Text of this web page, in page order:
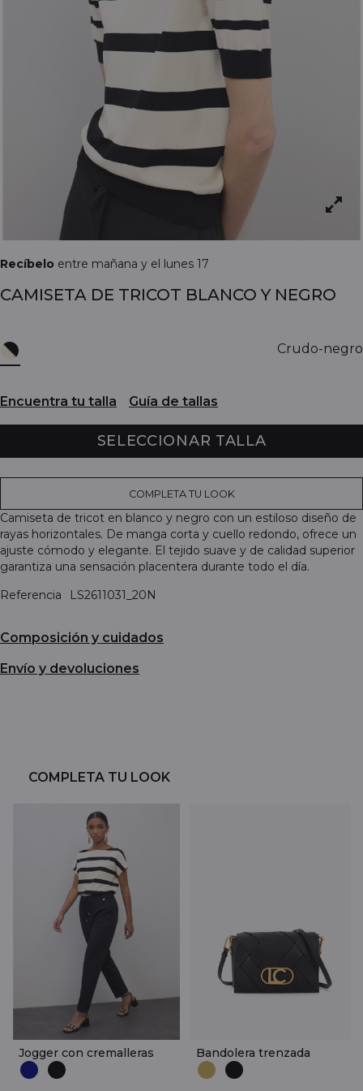
Recíbelo entre mañana y el lunes 17
CAMISETA DE TRICOT BLANCO Y NEGRO
Crudo-negro
Encuentra tu talla Guía de tallas
SELECCIONAR TALLA
COMPLETA TU LOOK
Camiseta de tricot en blanco y negro con un estiloso diseño de
rayas horizontales. De manga corta y cuello redondo, ofrece un
ajuste cómodo y elegante. El tejido suave y de calidad superior
garantiza una sensación placentera durante todo el día.
Referencia
LS2611031_20N
Composición y cuidados
Envío y devoluciones
COMPLETA TU LOOK
Jogger con cremalleras Bandolera trenzada